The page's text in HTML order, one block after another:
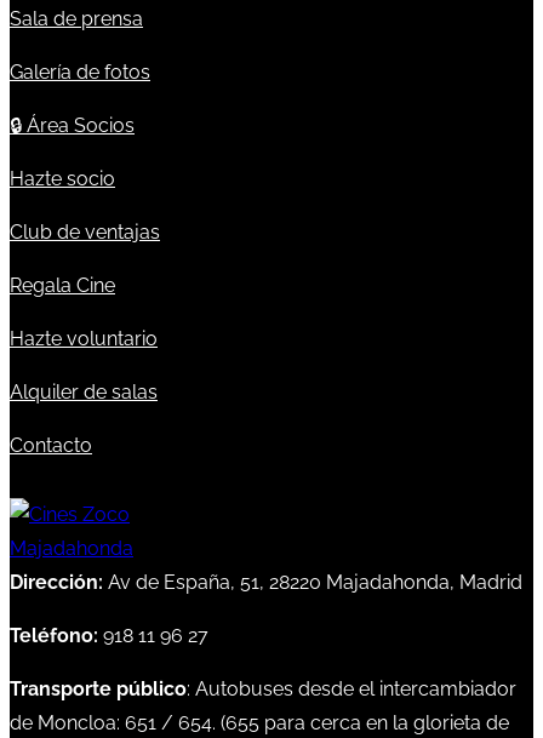
Sala de prensa
Galería de fotos
🔒 Área Socios
Hazte socio
Club de ventajas
Regala Cine
Hazte voluntario
Alquiler de salas
Contacto
Dirección: Av de España, 51, 28220 Majadahonda, Madrid
Teléfono: 918 11 96 27
Transporte público: Autobuses desde el intercambiador
de Moncloa: 651 / 654. (655 para cerca en la glorieta de